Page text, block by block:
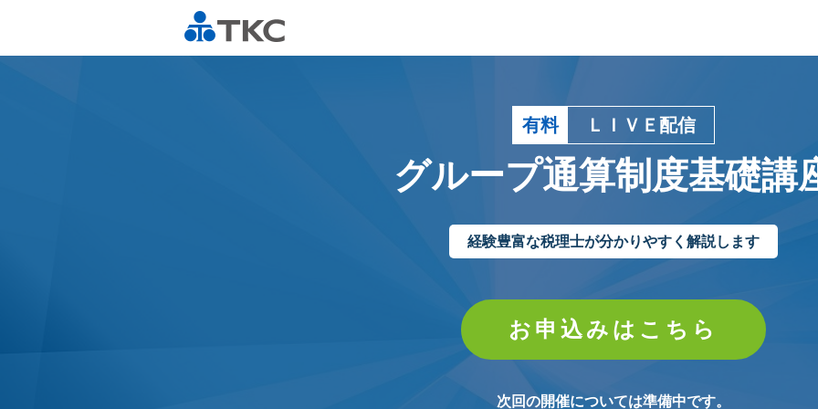
有料 ＬＩＶＥ配信
グループ通算制度基礎講
経験豊富な税理士が分かりやすく解説します
お申込みはこちら
次回の開催については準備中です。